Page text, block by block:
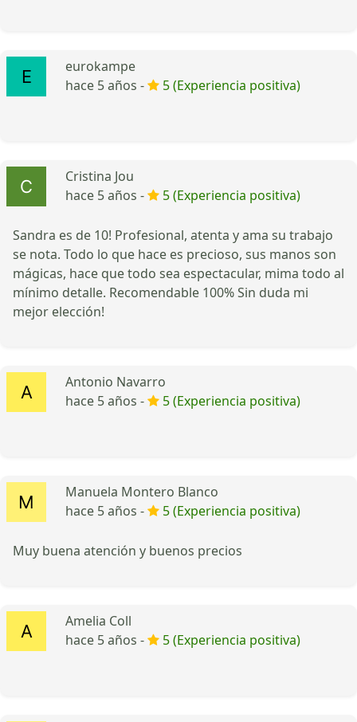
eurokampe
hace 5 años -
5 (Experiencia positiva)
Cristina Jou
hace 5 años -
5 (Experiencia positiva)
Sandra es de 10! Profesional, atenta y ama su trabajo
se nota. Todo lo que hace es precioso, sus manos son
mágicas, hace que todo sea espectacular, mima todo al
mínimo detalle. Recomendable 100% Sin duda mi
mejor elección!
Antonio Navarro
hace 5 años -
5 (Experiencia positiva)
Manuela Montero Blanco
hace 5 años -
5 (Experiencia positiva)
Muy buena atención y buenos precios
Amelia Coll
hace 5 años -
5 (Experiencia positiva)